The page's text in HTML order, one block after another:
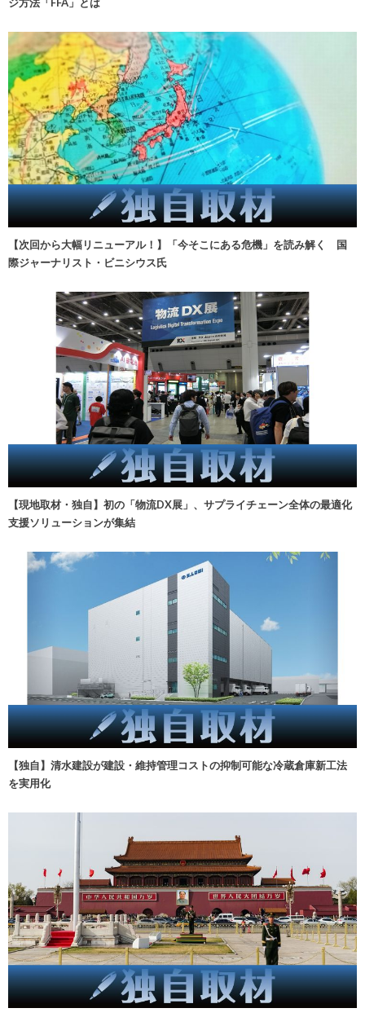
【次回から大幅リニューアル！】「今そこにある危機」を読み解く 国
際ジャーナリスト・ビニシウス氏
【現地取材・独自】初の「物流DX展」、サプライチェーン全体の最適化
支援ソリューションが集結
【独自】清水建設が建設・維持管理コストの抑制可能な冷蔵倉庫新工法
を実用化